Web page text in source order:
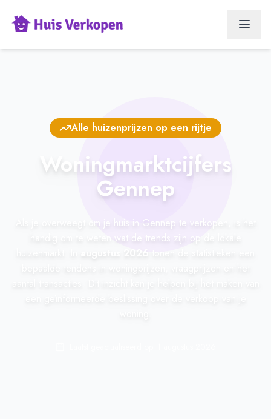
Alle huizenprijzen op een rijtje
Woningmarktcijfers
Gennep
Als je overweegt om je huis in Gennep te verkopen, is het
handig om te weten wat de trends zijn op de lokale